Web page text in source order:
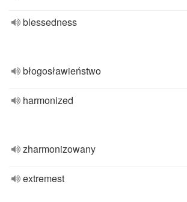
blessedness
błogosławieństwo
harmonized
zharmonizowany
extremest